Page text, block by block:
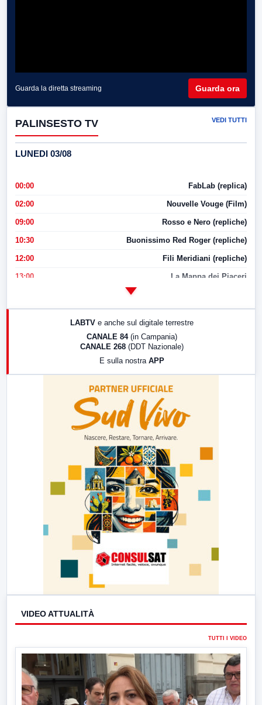
Guarda la diretta streaming Guarda ora
PALINSESTO TV VEDI TUTTI
LUNEDI 03/08
00:00 FabLab (replica)
02:00 Nouvelle Vouge (Film)
09:00 Rosso e Nero (repliche)
10:30 Buonissimo Red Roger (repliche)
12:00 Fili Meridiani (repliche)
13:00 La Mappa dei Piaceri
LABTV e anche sul digitale terrestre
CANALE 84 (in Campania)
CANALE 268 (DDT Nazionale)
E sulla nostra APP
VIDEO ATTUALITÀ
TUTTI I VIDEO